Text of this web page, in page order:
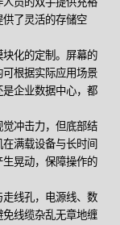
了灵活的存储空
化的定制。屏幕的
根据实际应用场景
企业数据中心，都
冲击力，但底部结
满载设备与长时间
晃动，保障操作的
线孔，电源线、数
线缆杂乱无章地缠